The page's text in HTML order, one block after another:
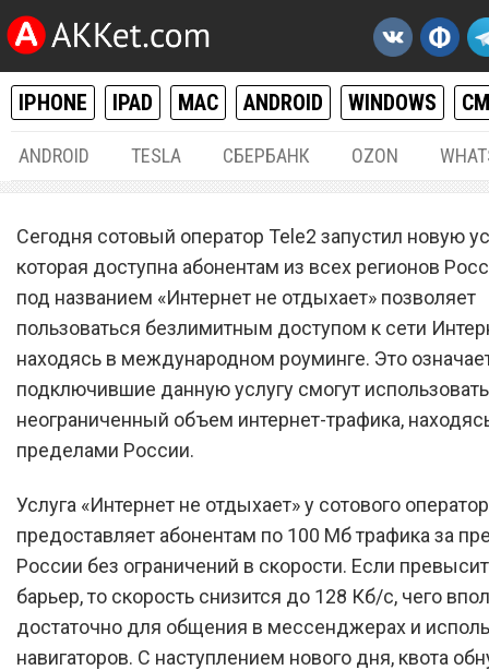
IPHONE IPAD MAC ANDROID WINDOWS
ANDROID TESLA СБЕРБАНК OZON
Новая услуга от Tele2
предлагает безлимитный
мобильных интернет в
международном роуминге
Сегодня сотовый оператор Tele2 запустил новую
которая доступна абонентам из всех регионов
под названием «Интернет не отдыхает» позволяет
пользоваться безлимитным доступом к сети
находясь в международном роуминге. Это
подключившие данную услугу смогут использовать
неограниченный объем интернет-трафика,
пределами России.
Услуга «Интернет не отдыхает» у сотового
предоставляет абонентам по 100 Мб трафика за
России без ограничений в скорости. Если
барьер, то скорость снизится до 128 Кб/с, чего
достаточно для общения в мессенджерах и
навигаторов. С наступлением нового дня, квота